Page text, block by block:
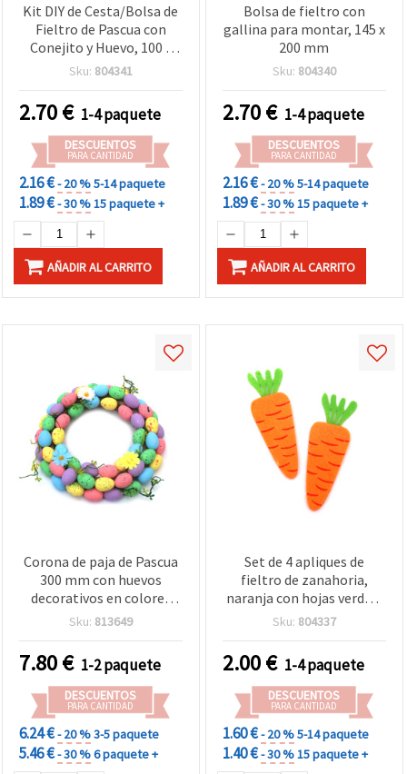
Kit DIY de Cesta/Bolsa de
Fieltro de Pascua con
Conejito y Huevo, 100 x
200 mm, Blanco/Rosa con
de Huevos para Niños y
Decoración de Pascua
Sku: 804341
2.70€ 1-4 paquete
DESCUENTOS
PARA CANTIDAD
2.16 €- 20 %5-14 paquete
1.89 €- 30 %15 paquete +
AÑADIR AL CARRITO
Bolsa de fieltro con
gallina para montar, 145 x
200 mm
Sku: 804340
2.70€ 1-4 paquete
DESCUENTOS
PARA CANTIDAD
2.16 €- 20 %5-14 paquete
1.89 €- 30 %15 paquete +
AÑADIR AL CARRITO
Corona de paja de Pascua
300 mm con huevos
decorativos en colores
surtidos para
Sku: 813649
7.80€ 1-2 paquete
DESCUENTOS
PARA CANTIDAD
6.24 €- 20 %3-5 paquete
5.46 €- 30 %6 paquete +
Set de 4 apliques de
fieltro de zanahoria,
naranja con hojas verdes,
130 x 45 mm – para
manualidades infantiles y
decoración de primavera y
Pascua
Sku: 804337
2.00€ 1-4 paquete
DESCUENTOS
PARA CANTIDAD
1.60 €- 20 %5-14 paquete
1.40 €- 30 %15 paquete +